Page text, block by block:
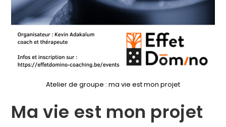
Atelier de groupe : ma vie est mon projet
Ma vie est mon projet